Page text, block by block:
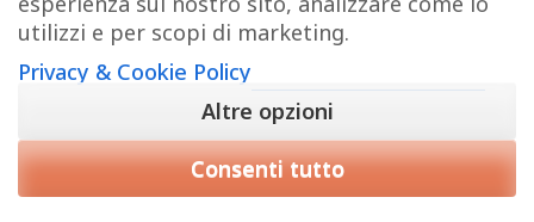
CIOCCOLATO PROTAGONISTI STRUMENTI
VIDEO
utilizzi e per scopi di marketing.
Privacy & Cookie Policy
Altre opzioni
Consenti tutto